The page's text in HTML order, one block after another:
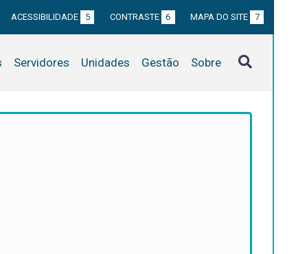
ACESSIBILIDADE 5 CONTRASTE 6 MAPA DO SITE 7
Servidores Unidades Gestão Sobre